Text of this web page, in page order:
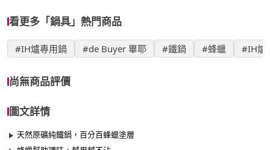
看更多「鍋具」熱門商品
#IH爐專用鍋 #de Buyer 畢耶 #鐵鍋 #蜂蠟 #IH爐
尚無商品評價
圖文詳情
天然原礦純鐵鍋，百分百蜂蠟塗層